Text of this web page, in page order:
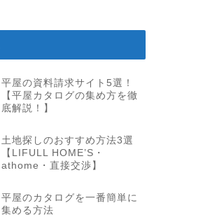
平屋の資料請求サイト5選！
【平屋カタログの集め方を徹
底解説！】
土地探しのおすすめ方法3選
【LIFULL HOME’S・
athome・直接交渉】
平屋のカタログを一番簡単に
集める方法